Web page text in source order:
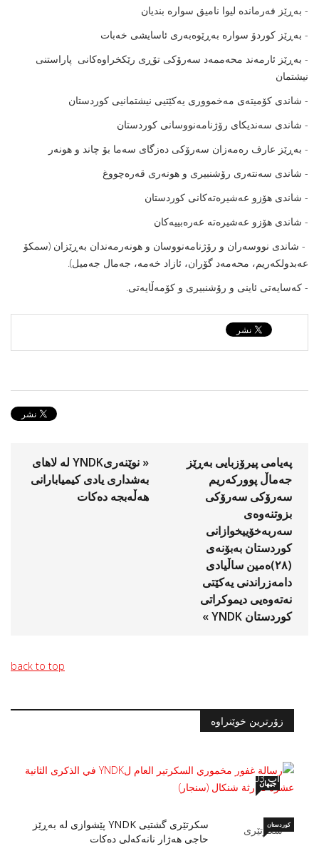
- بەڕێز فەرماندە لیوا نامیق سوارە بندیان
- بەڕێز کوردۆ سوارە بەڕێوەبەرى ئاسایشى خەبات
- بەڕێز ئارمەند محەممەد سەرۆکى تۆڕى رێکخراوەکانى پاراستنى
نیشتمان
- شاندى کۆمیتەى مەخموورى یەکێتیى نیشتمانیى کوردستان
- شاندى سەندیکاى رۆژنامەنووسانى کوردستان
- بەڕێز عارف رەمەزان سەرۆکى دەزگاى سەما بۆ چاند و هونەر
- شاندى سەنتەرى رۆشنبیرى و هونەرى قەرەچووغ
- شاندى هۆزو عەشیرەتەکانى کوردستان
- شاندى هۆزو عەشیرەتە عەرەبییەکان
- شاندى نووسەران و رۆژنامەنووسان و هونەرمەندان بەڕێزان (سمکۆ
عەبدولکەریم، محەمەد گۆران، ئازاد خەمە، جەمال جەمیل).
- کەسایەتى ئاینى و رۆشنبیرى و کۆمەڵایەتى.
« نوێنه‌ریYNDK له‌ لاهای
به‌شداری یادی كیمیابارانی
هه‌ڵه‌بجه‌ ده‌كات
پەیامى پیرۆزبایى بەڕێز
جەماڵ پوورکەریم
سەرۆکى سەرۆکی
بزوتنەوەی
سەربەخۆییخوازانی
کوردستان بەبۆنەى
(٢٨)ەمین ساڵیادى
دامەزراندنی یەکێتی
نەتەوەیی دیموکراتی
کوردستان YNDK »
back to top
زۆرترین خوێنراوە
آب 03, 2026
جیهان
سكرتێری گشتیی YNDK پێشوازى لە بەڕێز
حاجی هەژار نانەکەلی دەکات
کوردستان